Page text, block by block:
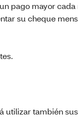
pago mayor cada
su cheque
utilizar también